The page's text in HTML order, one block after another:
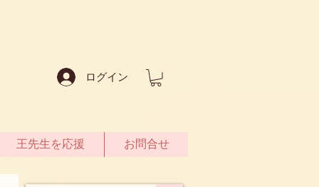
ログイン
王先生を応援 お問合せ